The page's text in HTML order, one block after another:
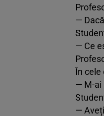
—
— Ce
În cele
— M-ai
—